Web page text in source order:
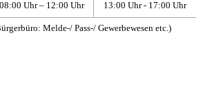
08:00 Uhr – 12:00 Uhr 13:00 Uhr - 17:00 Uhr
Melde-/ Pass-/ Gewerbewesen etc.)